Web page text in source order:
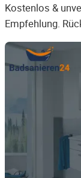
Kostenlos &
Empfehlung.